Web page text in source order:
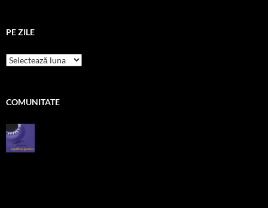
PE ZILE
pe
zile
COMUNITATE